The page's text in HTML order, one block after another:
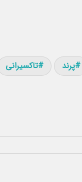
پرند تاکسیرانی